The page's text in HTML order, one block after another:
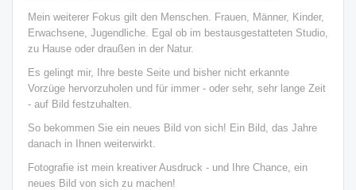
Mein weiterer Fokus gilt den Menschen. Frauen, Männer, Kinder,
Erwachsene, Jugendliche. Egal ob im bestausgestatteten Studio,
zu Hause oder draußen in der Natur.
Es gelingt mir, Ihre beste Seite und bisher nicht erkannte
Vorzüge hervorzuholen und für immer - oder sehr, sehr lange Zeit
- auf Bild festzuhalten.
So bekommen Sie ein neues Bild von sich! Ein Bild, das Jahre
danach in Ihnen weiterwirkt.
Fotografie ist mein kreativer Ausdruck - und Ihre Chance, ein
neues Bild von sich zu machen!